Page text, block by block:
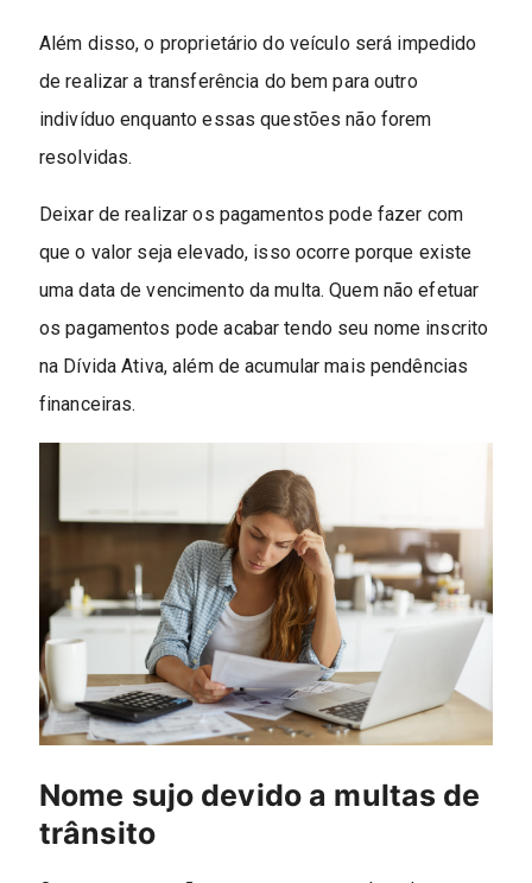
Além disso, o proprietário do veículo será impedido
de realizar a transferência do bem para outro
indivíduo enquanto essas questões não forem
resolvidas.
Deixar de realizar os pagamentos pode fazer com
que o valor seja elevado, isso ocorre porque existe
uma data de vencimento da multa. Quem não efetuar
os pagamentos pode acabar tendo seu nome inscrito
na Dívida Ativa, além de acumular mais pendências
financeiras.
Nome sujo devido a multas de
trânsito